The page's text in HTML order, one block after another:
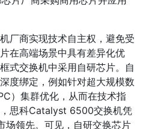
厂商实现技术自主权，避免受
在高端场景中具有差异化优
式交换机中采用自研芯片。自
度绑定，例如针对超大规模数
）集群优化，从而在技术指
思科Catalyst 6500交换机凭
场领先。可见，自研交换芯片